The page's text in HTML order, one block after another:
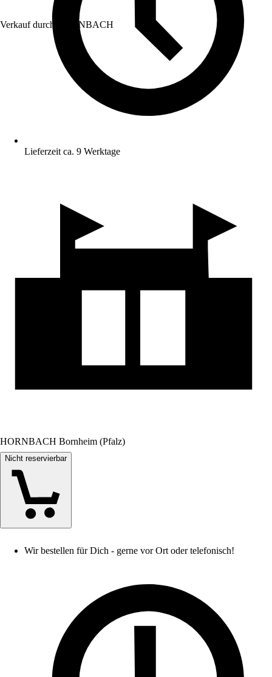
Verkauf durch: HORNBACH
Lieferzeit ca. 9 Werktage
HORNBACH Bornheim (Pfalz)
Nicht reservierbar
Wir bestellen für Dich - gerne vor Ort oder telefonisch!